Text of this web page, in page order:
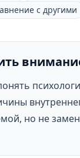
с другими
но не